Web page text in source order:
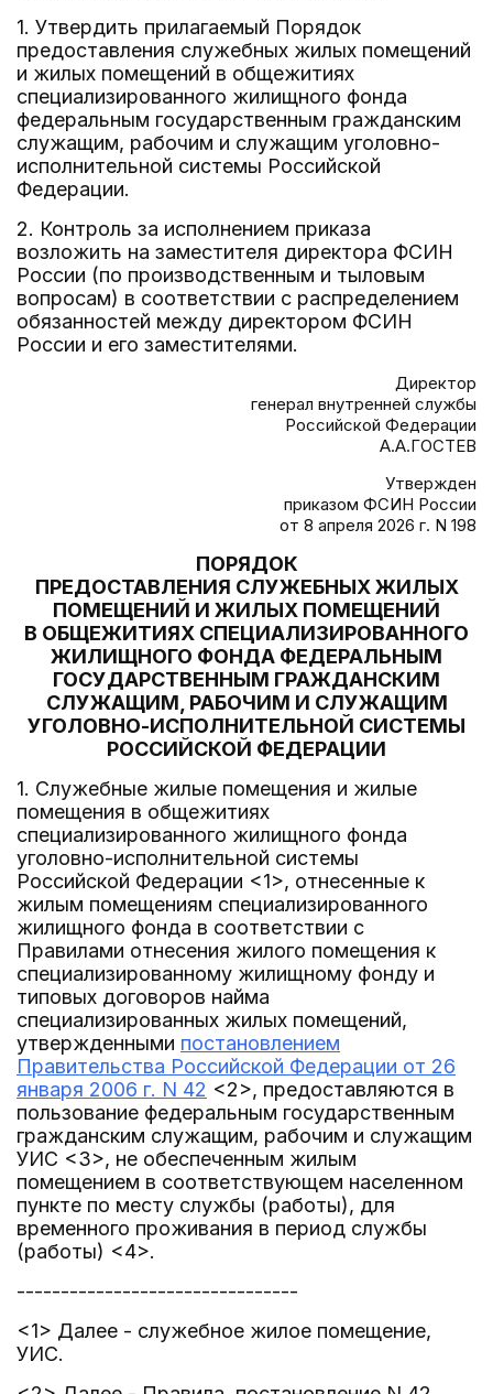
1. Утвердить прилагаемый Порядок
предоставления служебных жилых помещений
и жилых помещений в общежитиях
специализированного жилищного фонда
федеральным государственным гражданским
служащим, рабочим и служащим уголовно-
исполнительной системы Российской
Федерации.
2. Контроль за исполнением приказа
возложить на заместителя директора ФСИН
России (по производственным и тыловым
вопросам) в соответствии с распределением
обязанностей между директором ФСИН
России и его заместителями.
Директор
генерал внутренней службы
Российской Федерации
А.А.ГОСТЕВ
Утвержден
приказом ФСИН России
от 8 апреля 2026 г. N 198
ПОРЯДОК
ПРЕДОСТАВЛЕНИЯ СЛУЖЕБНЫХ ЖИЛЫХ
ПОМЕЩЕНИЙ И ЖИЛЫХ ПОМЕЩЕНИЙ
В ОБЩЕЖИТИЯХ СПЕЦИАЛИЗИРОВАННОГО
ЖИЛИЩНОГО ФОНДА ФЕДЕРАЛЬНЫМ
ГОСУДАРСТВЕННЫМ ГРАЖДАНСКИМ
СЛУЖАЩИМ, РАБОЧИМ И СЛУЖАЩИМ
УГОЛОВНО-ИСПОЛНИТЕЛЬНОЙ СИСТЕМЫ
РОССИЙСКОЙ ФЕДЕРАЦИИ
1. Служебные жилые помещения и жилые
помещения в общежитиях
специализированного жилищного фонда
уголовно-исполнительной системы
Российской Федерации <1>, отнесенные к
жилым помещениям специализированного
жилищного фонда в соответствии с
Правилами отнесения жилого помещения к
специализированному жилищному фонду и
типовых договоров найма
специализированных жилых помещений,
утвержденными постановлением
Правительства Российской Федерации от 26
января 2006 г. N 42 <2>, предоставляются в
пользование федеральным государственным
гражданским служащим, рабочим и служащим
УИС <3>, не обеспеченным жилым
помещением в соответствующем населенном
пункте по месту службы (работы), для
временного проживания в период службы
(работы) <4>.
--------------------------------
<1> Далее - служебное жилое помещение,
УИС.